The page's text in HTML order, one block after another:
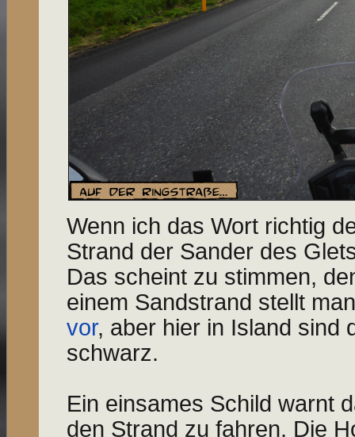
Wenn ich das Wort richtig
Strand der Sander des
Das scheint zu stimmen,
einem Sandstrand stellt
vor, aber hier in Island sind
schwarz.
Ein einsames Schild warnt
den Strand zu fahren. Die